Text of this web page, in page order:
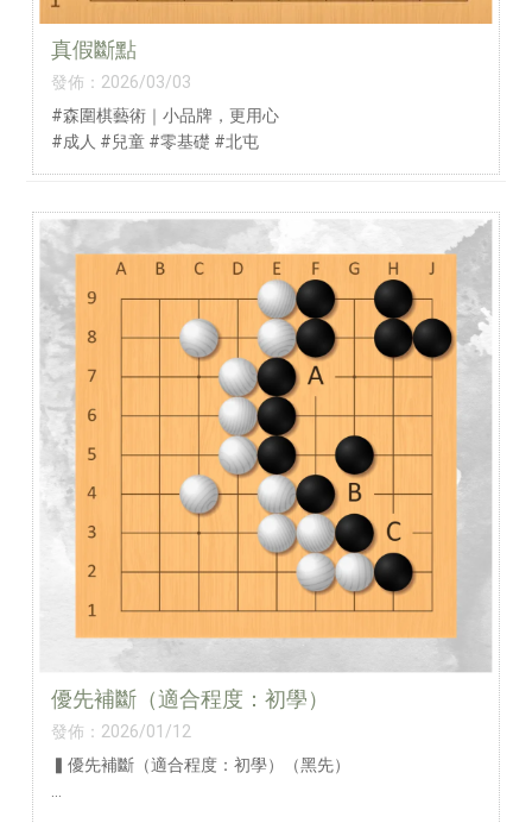
真假斷點
發佈：2026/03/03
#森圍棋藝術｜小品牌，更用心
#成人 #兒童 #零基礎 #北屯
優先補斷（適合程度：初學）
發佈：2026/01/12
▍優先補斷（適合程度：初學）（黑先）